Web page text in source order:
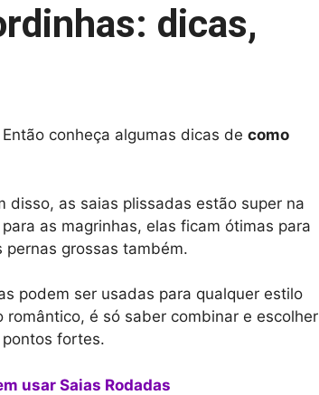
dicas,
conheça algumas dicas de como
disso, as saias plissadas estão super na
as magrinhas, elas ficam ótimas para
pernas grossas também.
podem ser usadas para qualquer estilo
romântico, é só saber combinar e escolher
fortes.
usar Saias Rodadas